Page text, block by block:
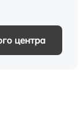
центра